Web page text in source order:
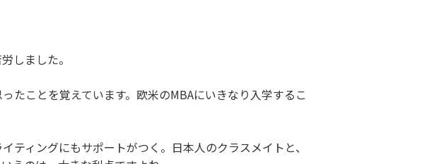
しました。
たことを覚えています。欧米のMBAにいきなり入学するこ
ィングにもサポートがつく。日本人のクラスメイトと、